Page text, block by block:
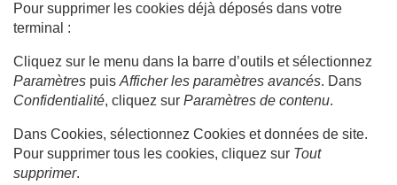
Pour supprimer les cookies déjà déposés dans votre
terminal :
Cliquez sur le menu dans la barre d’outils et sélectionnez
Paramètres puis Afficher les paramètres avancés. Dans
Confidentialité, cliquez sur Paramètres de contenu.
Dans Cookies, sélectionnez Cookies et données de site.
Pour supprimer tous les cookies, cliquez sur Tout
supprimer.